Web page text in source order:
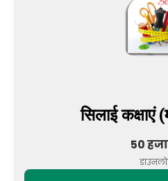
सिलाई कक्षाएं
50